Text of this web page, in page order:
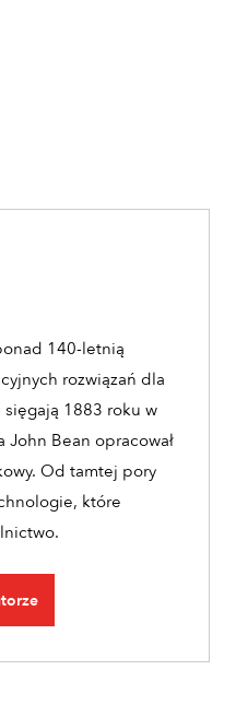
140-letnią
rozwiązań dla
1883 roku w
John Bean opracował
Od tamtej pory
które